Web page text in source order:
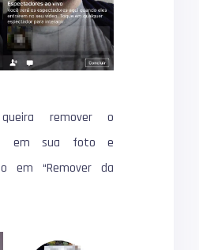
remover o
em sua foto e
em “Remover da